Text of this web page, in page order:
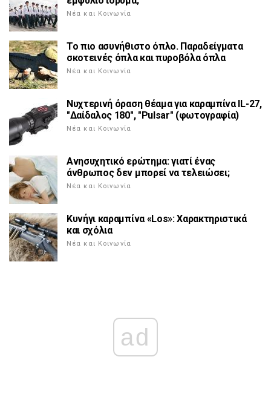
Νέα και Κοινωνία
Το πιο ασυνήθιστο όπλο. Παραδείγματα
σκοτεινές όπλα και πυροβόλα όπλα
Νέα και Κοινωνία
Νυχτερινή όραση θέαμα για καραμπίνα IL-27,
"Δαίδαλος 180", "Pulsar" (φωτογραφία)
Νέα και Κοινωνία
Ανησυχητικό ερώτημα: γιατί ένας
άνθρωπος δεν μπορεί να τελειώσει;
Νέα και Κοινωνία
Κυνήγι καραμπίνα «Los»: Χαρακτηριστικά
και σχόλια
Νέα και Κοινωνία
ad